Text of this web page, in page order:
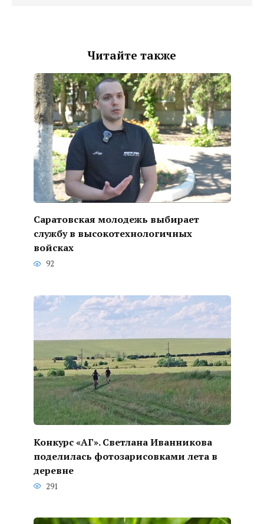
Читайте также
Саратовская молодежь выбирает
службу в высокотехнологичных
войсках
92
Конкурс «АГ». Светлана Иванникова
поделилась фотозарисовками лета в
деревне
291